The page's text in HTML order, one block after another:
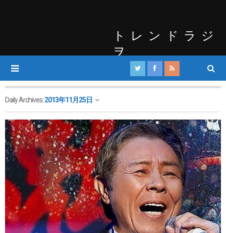
トレンドラジ
ヲ
Daily Archives:2013年11月25日